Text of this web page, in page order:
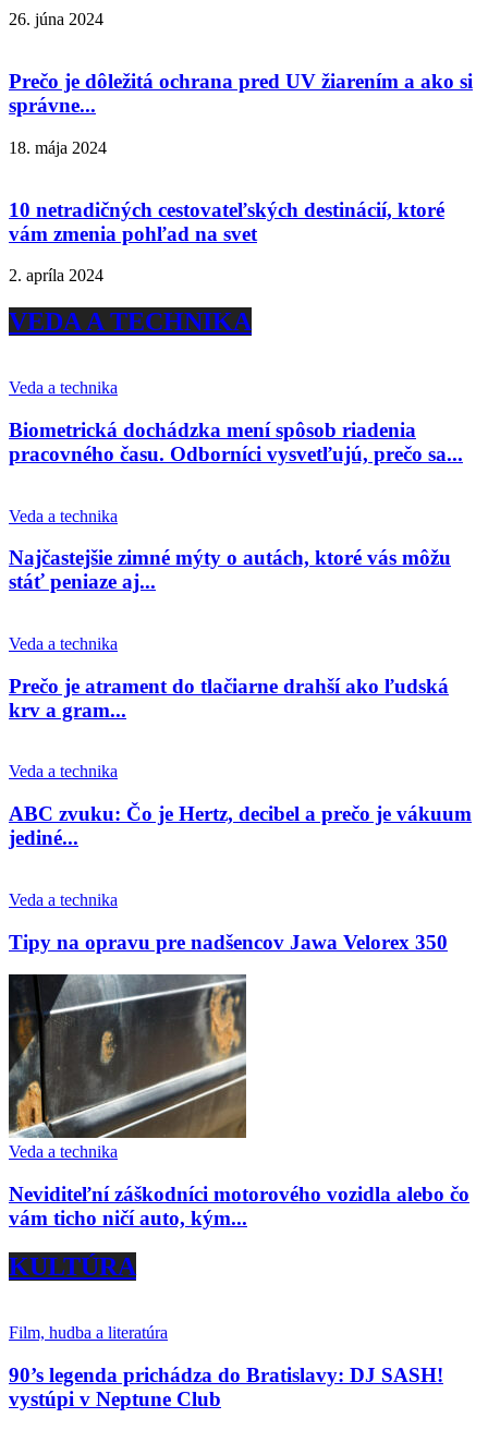
26. júna 2024
Prečo je dôležitá ochrana pred UV žiarením a ako si
správne...
18. mája 2024
10 netradičných cestovateľských destinácií, ktoré
vám zmenia pohľad na svet
2. apríla 2024
VEDA A TECHNIKA
Veda a technika
Biometrická dochádzka mení spôsob riadenia
pracovného času. Odborníci vysvetľujú, prečo sa...
Veda a technika
Najčastejšie zimné mýty o autách, ktoré vás môžu
stáť peniaze aj...
Veda a technika
Prečo je atrament do tlačiarne drahší ako ľudská
krv a gram...
Veda a technika
ABC zvuku: Čo je Hertz, decibel a prečo je vákuum
jediné...
Veda a technika
Tipy na opravu pre nadšencov Jawa Velorex 350
Veda a technika
Neviditeľní záškodníci motorového vozidla alebo čo
vám ticho ničí auto, kým...
KULTÚRA
Film, hudba a literatúra
90’s legenda prichádza do Bratislavy: DJ SASH!
vystúpi v Neptune Club